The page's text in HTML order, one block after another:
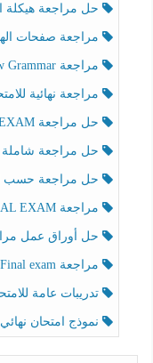
حل مراجعة هيكلة امتحان
مراجعة صفحات الهيكل
مراجعة Review Grammar حسب الهيكل اللغة الإنجليزية الصف الخامس الفصل الثالث
مراجعة نهائية للامتحان
حل مراجعة FINAL EXAMاللغة الإنجليزية الصف الخامس الفصل الثالث
حل مراجعة شاملة
حل مراجعة حسب الهيكل
مراجعة FINAL EXAMاللغة الإنجليزية الصف الخامس الفصل الثالث
حل أوراق عمل مراجعة
مراجعة Preparation for the Final exam اللغة الإنجليزية الصف الرابع الفصل الثالث
تدريبات عامة
نموذج امتحان نهائي